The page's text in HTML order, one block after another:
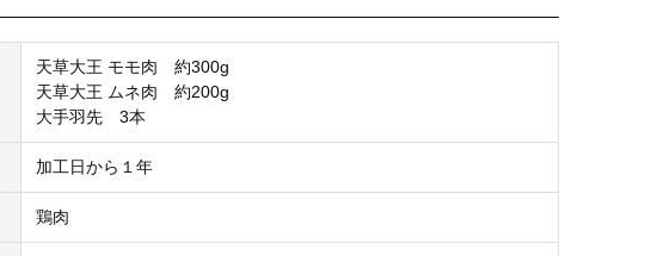
天草大王 モモ肉 約300g
天草大王 ムネ肉 約200g
大手羽先 3本
加工日から１年
鶏肉